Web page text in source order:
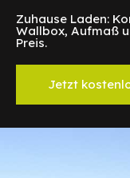
Zuhause Laden:
Wallbox, Aufmaß
Preis.
Jetzt